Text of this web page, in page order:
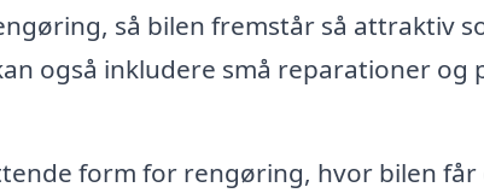
så bilen fremstår så attraktiv
også inkludere små reparationer og
form for rengøring, hvor bilen får